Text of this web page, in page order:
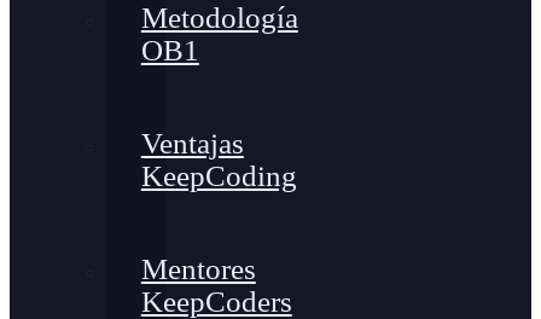
Metodología
OB1
Ventajas
KeepCoding
Mentores
KeepCoders